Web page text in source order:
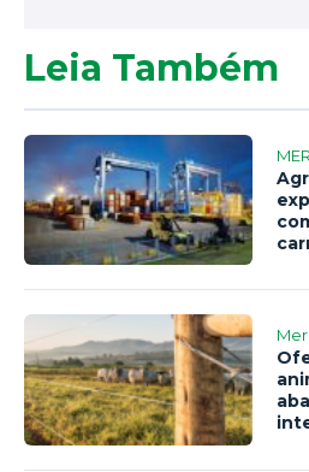
Leia Também